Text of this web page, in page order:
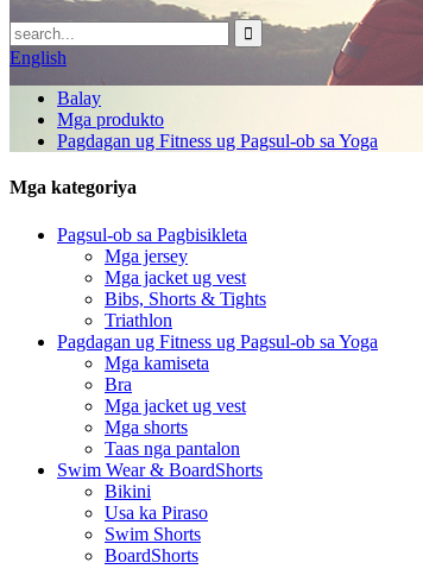
English
Balay
Mga produkto
Pagdagan ug Fitness ug Pagsul-ob sa Yoga
Mga kategoriya
Pagsul-ob sa Pagbisikleta
Mga jersey
Mga jacket ug vest
Bibs, Shorts & Tights
Triathlon
Pagdagan ug Fitness ug Pagsul-ob sa Yoga
Mga kamiseta
Bra
Mga jacket ug vest
Mga shorts
Taas nga pantalon
Swim Wear & BoardShorts
Bikini
Usa ka Piraso
Swim Shorts
BoardShorts